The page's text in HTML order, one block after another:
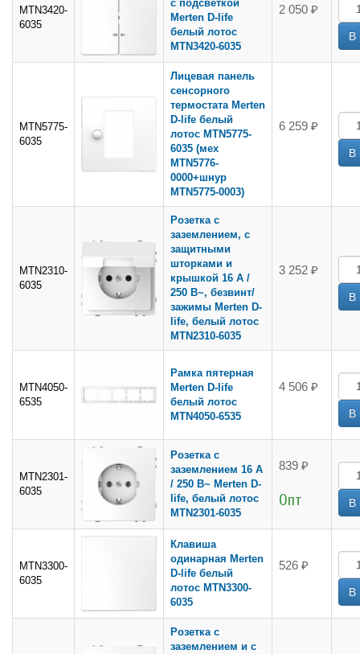
MTN3420-
6035
с подсветкой
Merten D-life
белый лотос
MTN3420-6035
2 050 ₽
MTN5775-
6035
Лицевая панель
сенсорного
термостата Merten
D-life белый
лотос MTN5775-
6035 (мех
MTN5776-
0000+шнур
MTN5775-0003)
6 259 ₽
MTN2310-
6035
Розетка с
заземлением, с
защитными
шторками и
крышкой 16 А /
250 В~, безвинт/
зажимы Merten D-
life, белый лотос
MTN2310-6035
3 252 ₽
MTN4050-
6535
Рамка пятерная
Merten D-life
белый лотос
MTN4050-6535
4 506 ₽
MTN2301-
6035
Розетка с
заземлением 16 А
/ 250 В~ Merten D-
life, белый лотос
MTN2301-6035
839 ₽
Опт
MTN3300-
6035
Клавиша
одинарная Merten
D-life белый
лотос MTN3300-
6035
526 ₽
Розетка с
заземлением и с